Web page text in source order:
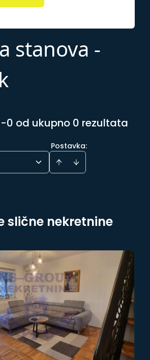
stanova -
0 od ukupno 0 rezultata
Postavka:
slične nekretnine